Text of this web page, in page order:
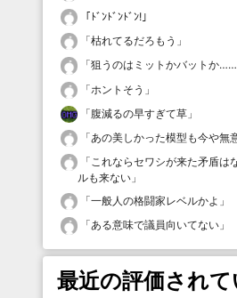
「 ﾄﾞﾝﾄﾞﾝﾄﾞﾝ! 」
「枯れてるだろもう 」
「狙うのはミットかバットか……
「ホントそう 」
「腹減るの早すぎて草 」
「あの美しかった模型も今や無
「これならセワシが来た矛盾は
ルも来ない 」
「一般人の格闘家レベルかよ 」
「ある意味で議員向いてない 」
最近の評価されて